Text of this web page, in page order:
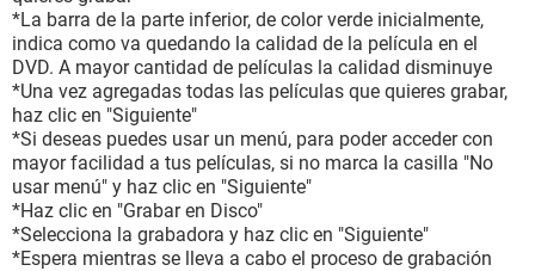
*La barra de la parte inferior, de color verde inicialmente,
indica como va quedando la calidad de la película en el
DVD. A mayor cantidad de películas la calidad disminuye
*Una vez agregadas todas las películas que quieres grabar,
haz clic en "Siguiente"
*Si deseas puedes usar un menú, para poder acceder con
mayor facilidad a tus películas, si no marca la casilla "No
usar menú" y haz clic en "Siguiente"
*Haz clic en "Grabar en Disco"
*Selecciona la grabadora y haz clic en "Siguiente"
*Espera mientras se lleva a cabo el proceso de grabación